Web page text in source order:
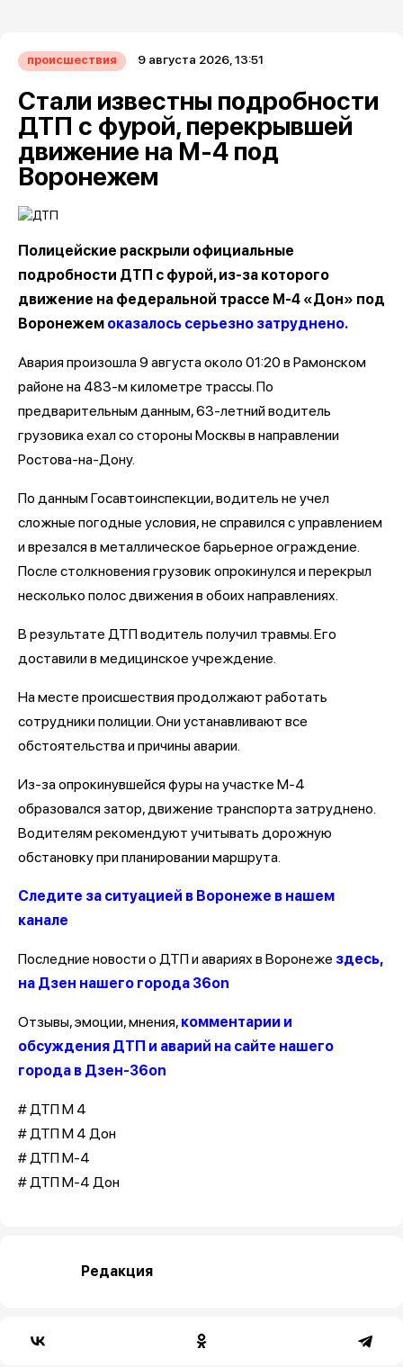
происшествия 9 августа 2026, 13:51
Стали известны подробности
ДТП с фурой, перекрывшей
движение на М-4 под
Воронежем
Полицейские раскрыли официальные
подробности ДТП с фурой, из-за которого
движение на федеральной трассе М-4 «Дон» под
Воронежем оказалось серьезно затруднено.
Авария произошла 9 августа около 01:20 в Рамонском
районе на 483-м километре трассы. По
предварительным данным, 63-летний водитель
грузовика ехал со стороны Москвы в направлении
Ростова-на-Дону.
По данным Госавтоинспекции, водитель не учел
сложные погодные условия, не справился с управлением
и врезался в металлическое барьерное ограждение.
После столкновения грузовик опрокинулся и перекрыл
несколько полос движения в обоих направлениях.
В результате ДТП водитель получил травмы. Его
доставили в медицинское учреждение.
На месте происшествия продолжают работать
сотрудники полиции. Они устанавливают все
обстоятельства и причины аварии.
Из-за опрокинувшейся фуры на участке М-4
образовался затор, движение транспорта затруднено.
Водителям рекомендуют учитывать дорожную
обстановку при планировании маршрута.
Следите за ситуацией в Воронеже в нашем
канале
Последние новости о ДТП и авариях в Воронеже здесь,
на Дзен нашего города 36on
Отзывы, эмоции, мнения, комментарии и
обсуждения ДТП и аварий на сайте нашего
города в Дзен-36on
# ДТП М 4
# ДТП М 4 Дон
# ДТП М-4
# ДТП М-4 Дон
Редакция